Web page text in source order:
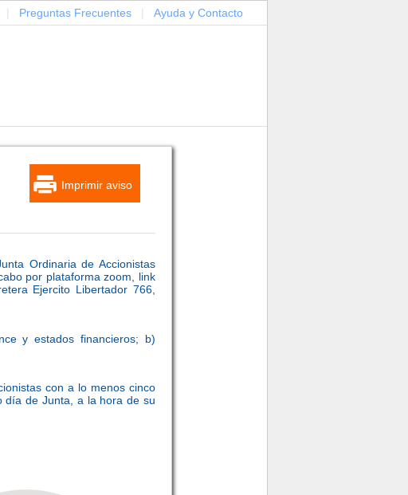
Preguntas Frecuentes Ayuda y Contacto
Imprimir aviso
Ordinaria de Accionistas
por plataforma zoom, link
Ejercito Libertador 766,
y estados financieros; b)
con a lo menos cinco
día de Junta, a la hora de su